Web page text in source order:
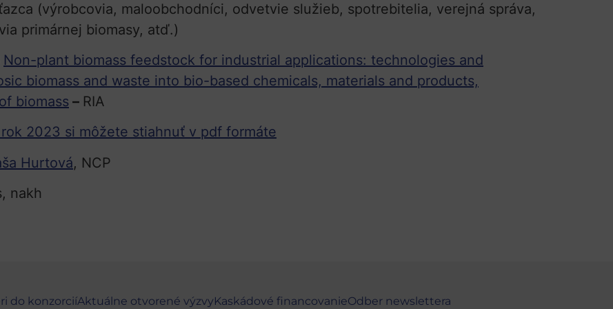
(výrobcovia, maloobchodníci, odvetvie služieb, spotrebitelia, verejná správa,
primárnej biomasy, atď.)
Non-plant biomass feedstock for industrial applications: technologies and
biomass and waste into bio-based chemicals, materials and products,
biomass – RIA
2023 si môžete stiahnuť v pdf formáte
Hurtová, NCP
nakh
do konzorciíAktuálne otvorené výzvyKaskádové financovanieOdber newslettera